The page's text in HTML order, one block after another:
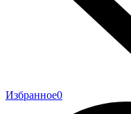
Избранное0